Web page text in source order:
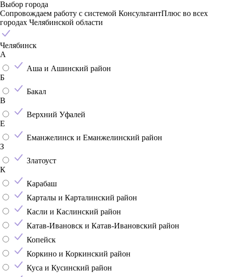
Выбор города
Сопровождаем работу с системой КонсультантПлюс во всех
городах Челябинской области
Челябинск
А
Аша и Ашинский район
Б
Бакал
В
Верхний Уфалей
Е
Еманжелинск и Еманжелинский район
З
Златоуст
К
Карабаш
Карталы и Карталинский район
Касли и Каслинский район
Катав-Ивановск и Катав-Ивановский район
Копейск
Коркино и Коркинский район
Куса и Кусинский район